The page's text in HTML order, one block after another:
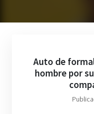
Auto de
hombre por